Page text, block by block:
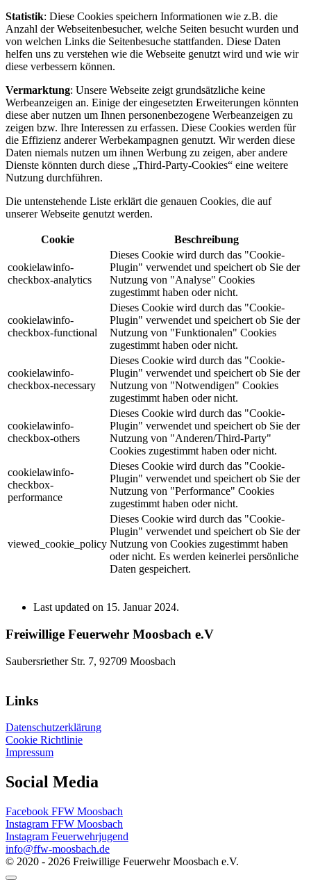
Statistik: Diese Cookies speichern Informationen wie z.B. die
Anzahl der Webseitenbesucher, welche Seiten besucht wurden und
von welchen Links die Seitenbesuche stattfanden. Diese Daten
helfen uns zu verstehen wie die Webseite genutzt wird und wie wir
diese verbessern können.
Vermarktung: Unsere Webseite zeigt grundsätzliche keine
Werbeanzeigen an. Einige der eingesetzten Erweiterungen könnten
diese aber nutzen um Ihnen personenbezogene Werbeanzeigen zu
zeigen bzw. Ihre Interessen zu erfassen. Diese Cookies werden für
die Effizienz anderer Werbekampagnen genutzt. Wir werden diese
Daten niemals nutzen um ihnen Werbung zu zeigen, aber andere
Dienste könnten durch diese „Third-Party-Cookies“ eine weitere
Nutzung durchführen.
Die untenstehende Liste erklärt die genauen Cookies, die auf
unserer Webseite genutzt werden.
Cookie Beschreibung
cookielawinfo-
checkbox-analytics
Dieses Cookie wird durch das "Cookie-
Plugin" verwendet und speichert ob Sie der
Nutzung von "Analyse" Cookies
zugestimmt haben oder nicht.
cookielawinfo-
checkbox-functional
Dieses Cookie wird durch das "Cookie-
Plugin" verwendet und speichert ob Sie der
Nutzung von "Funktionalen" Cookies
zugestimmt haben oder nicht.
cookielawinfo-
checkbox-necessary
Dieses Cookie wird durch das "Cookie-
Plugin" verwendet und speichert ob Sie der
Nutzung von "Notwendigen" Cookies
zugestimmt haben oder nicht.
cookielawinfo-
checkbox-others
Dieses Cookie wird durch das "Cookie-
Plugin" verwendet und speichert ob Sie der
Nutzung von "Anderen/Third-Party"
Cookies zugestimmt haben oder nicht.
cookielawinfo-
checkbox-
performance
Dieses Cookie wird durch das "Cookie-
Plugin" verwendet und speichert ob Sie der
Nutzung von "Performance" Cookies
zugestimmt haben oder nicht.
viewed_cookie_policy
Dieses Cookie wird durch das "Cookie-
Plugin" verwendet und speichert ob Sie der
Nutzung von Cookies zugestimmt haben
oder nicht. Es werden keinerlei persönliche
Daten gespeichert.
Last updated on 15. Januar 2024.
Freiwillige Feuerwehr Moosbach e.V
Saubersriether Str. 7, 92709 Moosbach
Links
Datenschutzerklärung
Cookie Richtlinie
Impressum
Social Media
Facebook FFW Moosbach
Instagram FFW Moosbach
Instagram Feuerwehrjugend
info@ffw-moosbach.de
© 2020 - 2026 Freiwillige Feuerwehr Moosbach e.V.